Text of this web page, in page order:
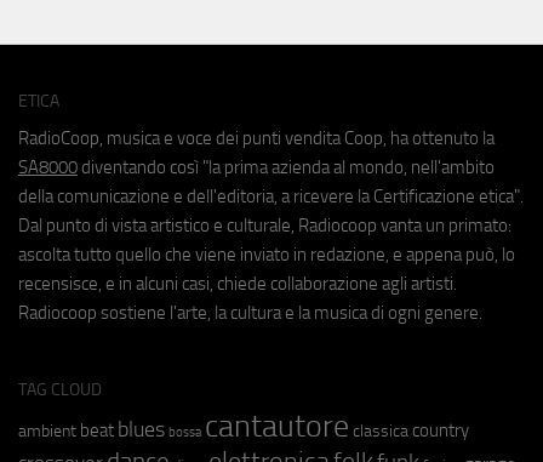
ETICA
RadioCoop, musica e voce dei punti vendita Coop, ha ottenuto la
SA8000 diventando così "la prima azienda al mondo, nell'ambito
della comunicazione e dell'editoria, a ricevere la Certificazione etica".
Dal punto di vista artistico e culturale, Radiocoop vanta un primato:
ascolta tutto quello che viene inviato in redazione, e appena può, lo
recensisce, e in alcuni casi, chiede collaborazione agli artisti.
Radiocoop sostiene l'arte, la cultura e la musica di ogni genere.
TAG CLOUD
ambient beat blues bossa cantautore classica country